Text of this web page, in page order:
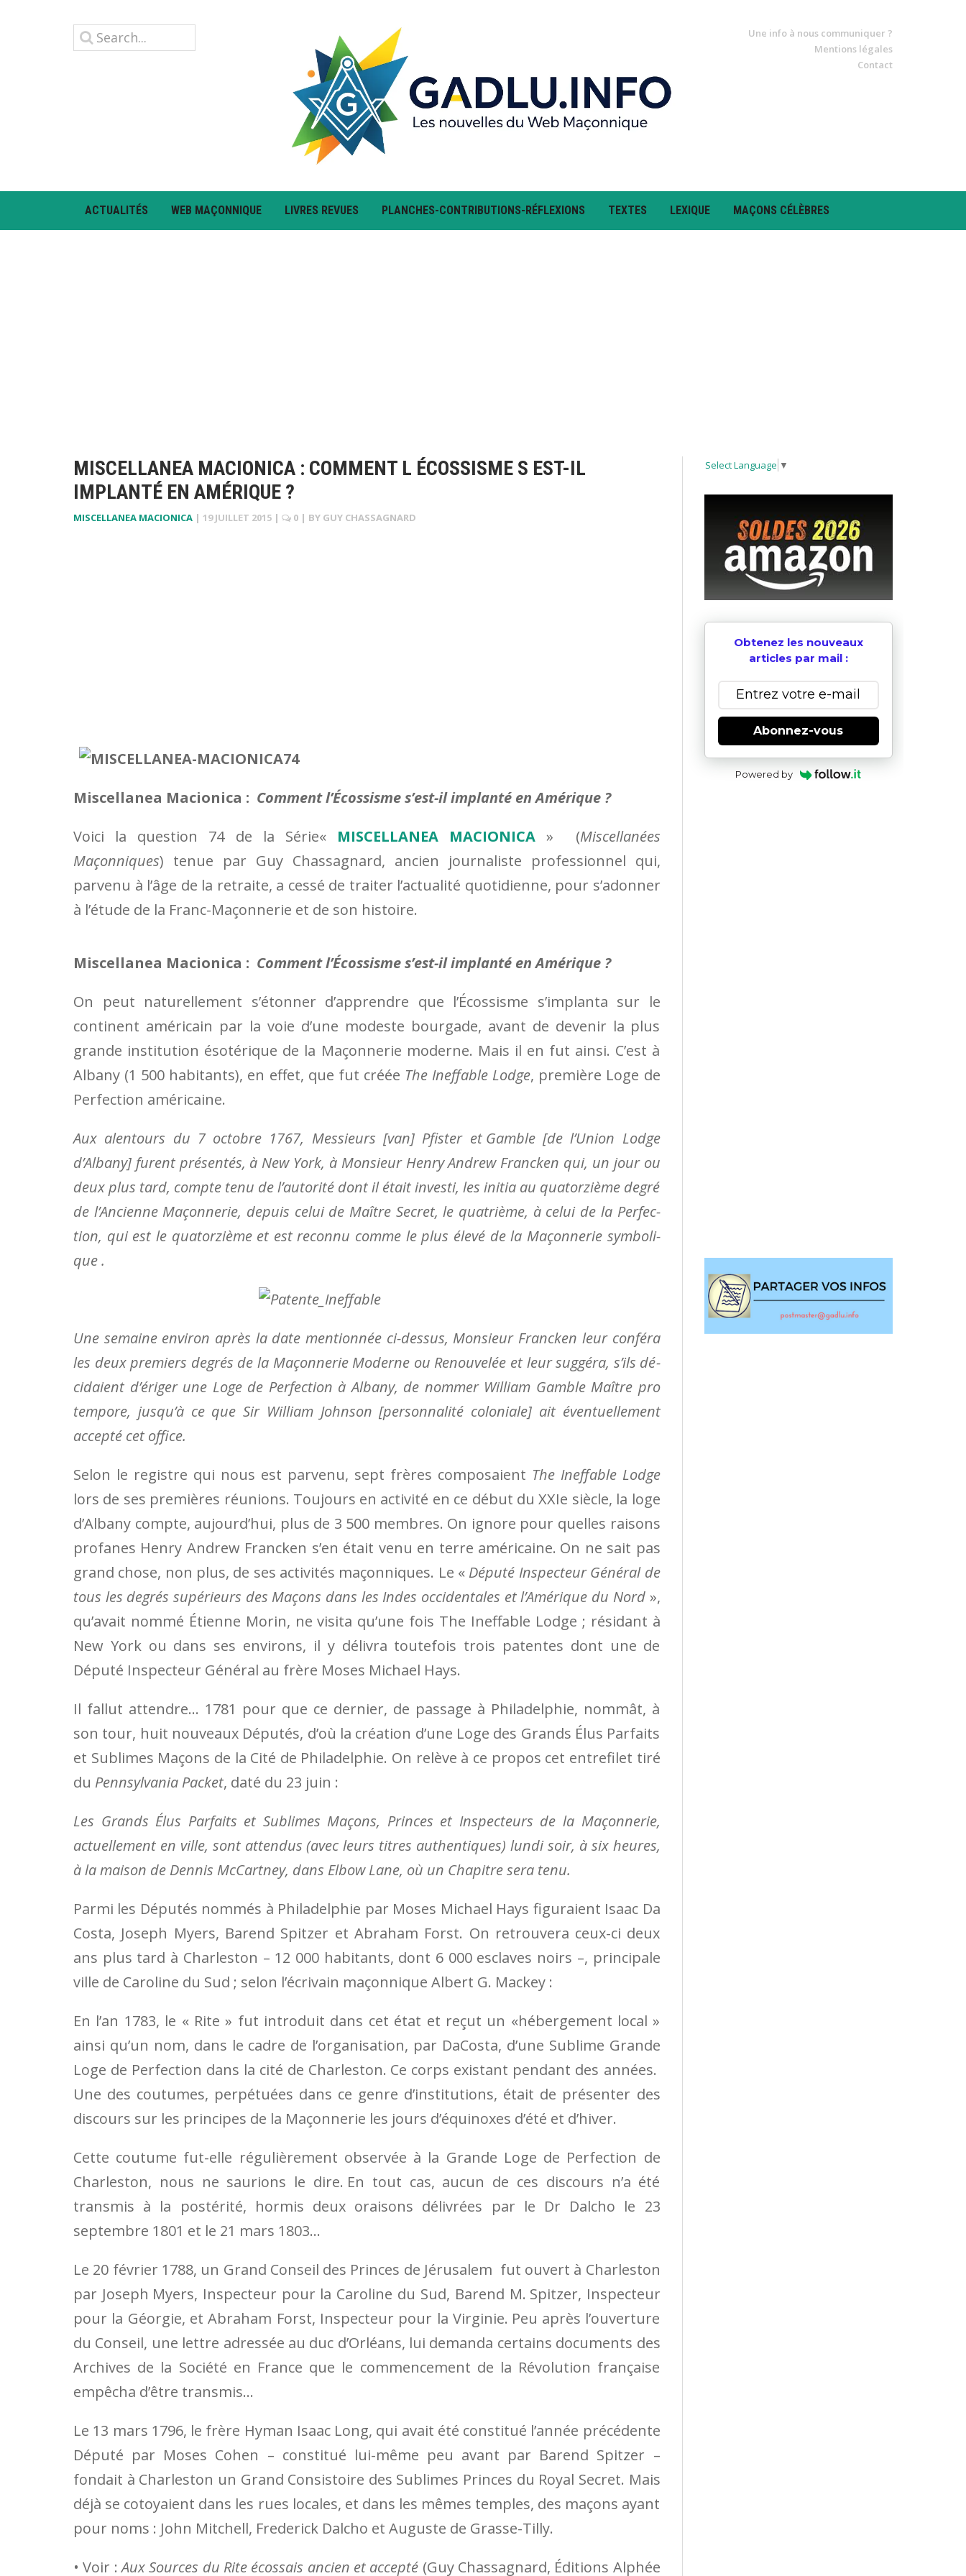
Une info à nous communiquer ?
Mentions légales
Contact
ACTUALITÉS WEB MAÇONNIQUE LIVRES REVUES PLANCHES-CONTRIBUTIONS-RÉFLEXIONS TEXTES LEXIQUE MAÇONS CÉLÈBRES
MISCELLANEA MACIONICA : COMMENT L ÉCOSSISME S EST-IL
IMPLANTÉ EN AMÉRIQUE ?
MISCELLANEA MACIONICA | 19 JUILLET 2015 | 0 | BY GUY CHASSAGNARD
Miscellanea Macionica : Comment l’Écossisme s’est-il implanté en Amérique ?
Voici la question 74 de la Série« MISCELLANEA MACIONICA » (Miscellanées
Maçonniques) tenue par Guy Chassagnard, ancien journaliste professionnel qui,
parvenu à l’âge de la retraite, a cessé de traiter l’actualité quotidienne, pour s’adonner
à l’étude de la Franc-Maçonnerie et de son histoire.
Miscellanea Macionica : Comment l’Écossisme s’est-il implanté en Amérique ?
On peut naturellement s’étonner d’apprendre que l’Écossisme s’implanta sur le
continent américain par la voie d’une modeste bourgade, avant de devenir la plus
grande institution ésotérique de la Maçonnerie moderne. Mais il en fut ainsi. C’est à
Albany (1 500 habitants), en ef­fet, que fut créée The Ineffable Lodge, première Loge de
Perfection américaine.
Aux alentours du 7 octobre 1767, Messieurs [van] Pfister et Gam­ble [de l’Union Lodge
d’Albany] fu­rent présentés, à New York, à Mon­­sieur Henry Andrew Franc­ken qui, un jour ou
deux plus tard, compte tenu de l’autorité dont il était in­vesti, les initia au quatorzième degré
de l’Ancienne Ma­çon­ne­rie, depuis ce­lui de Maî­tre Se­cret, le quatrième, à celui de la Per­fec­
tion, qui est le qua­­­torzième et est reconnu comme le plus élevé de la Ma­çon­nerie symboli­
que .
Une semaine environ après la date men­tionnée ci-dessus, Mon­­sieur Francken leur conféra
les deux premiers de­grés de la Ma­çon­­ne­rie Moderne ou Re­nouve­lée et leur suggéra, s’ils dé­
cidaient d’é­­ri­­ger une Loge de Perfection à Alba­ny, de nommer Wil­liam Gam­­­­­­ble Maître pro
tempore, jusqu’à ce que Sir William John­son [personnalité coloniale] ait éven­tuellement
accepté cet office.
Selon le registre qui nous est parvenu, sept frères composaient The Ineffable Lodge
lors de ses premiè­res réunions. Toujours en activité en ce début du XXIe siècle, la loge
d’Albany compte, aujourd’hui, plus de 3 500 membres. On ignore pour quelles raisons
profanes Henry Andrew Francken s’en était venu en terre américaine. On ne sait pas
grand chose, non plus, de ses acti­vités maçonniques. Le « Député Inspecteur Général de
tous les degrés supérieurs des Maçons dans les Indes occidentales et l’Amérique du Nord»,
qu’avait nommé Étienne Morin, ne visita qu’une fois The Ineffable Lodge ; résidant à
New York ou dans ses environs, il y délivra toutefois trois patentes dont une de
Député Inspecteur Général au frère Moses Michael Hays.
Il fallut attendre… 1781 pour que ce dernier, de passage à Philadelphie, nommât, à
son tour, huit nouveaux Députés, d’où la création d’une Loge des Grands Élus Parfaits
et Sublimes Maçons de la Cité de Philadelphie. On relève à ce propos cet entrefilet tiré
du Penn­syl­va­nia Pac­ket, daté du 23 juin :
Les Grands Élus Parfaits et Sublimes Maçons, Princes et Ins­pecteurs de la Maçonnerie,
actuellement en ville, sont attendus (avec leurs titres authentiques) lundi soir, à six heu­res,
à la maison de Dennis McCartney, dans Elbow Lane, où un Chapitre sera tenu.
Parmi les Députés nommés à Philadelphie par Mo­ses Michael Hays figuraient Isaac Da
Costa, Joseph Myers, Barend Spitzer et Abraham Forst. On retrouvera ceux-ci deux
ans plus tard à Charleston – 12 000 habitants, dont 6 000 esclaves noirs –, principale
ville de Caroline du Sud ; selon l’écrivain ma­çon­nique Albert G. Mackey :
En l’an 1783, le « Rite » fut introduit dans cet état et reçut un «hébergement local »
ainsi qu’un nom, dans le cadre de l’organi­sation, par DaCosta, d’une Sublime Grande
Loge de Perfection dans la cité de Char­leston. Ce corps existant pendant des an­nées.
Une des coutumes, perpétuées dans ce genre d’institutions, était de présenter des
discours sur les principes de la Maçon­nerie les jours d’équinoxes d’été et d’hiver.
Cette coutume fut-elle régulièrement observée à la Grande Loge de Perfection de
Charleston, nous ne saurions le dire. En tout cas, au­cun de ces discours n’a été
transmis à la postérité, hormis deux oraisons délivrées par le Dr Dalcho le 23
septembre 1801 et le 21 mars 1803…
Le 20 février 1788, un Grand Conseil des Princes de Jéru­salem fut ouvert à Charleston
par Joseph Myers, Inspecteur pour la Ca­ro­line du Sud, Barend M. Spitzer, Inspecteur
pour la Géorgie, et Abraham Forst, Inspecteur pour la Virginie. Peu après l’ouvertu­re
du Conseil, une lettre adressée au duc d’Or­léans, lui demanda cer­tains documents des
Archives de la So­ciété en France que le com­mencement de la Révolution française
empêcha d’être trans­mis…
Le 13 mars 1796, le frère Hyman Isaac Long, qui avait été constitué l’année précédente
Député par Moses Cohen – constitué lui-même peu avant par Barend Spitzer –
fondait à Charleston un Grand Consistoire des Sublimes Princes du Royal Secret. Mais
déjà se cotoyaient dans les rues locales, et dans les mêmes temples, des maçons ayant
pour noms : John Mitchell, Frederick Dalcho et Auguste de Grasse-Tilly.
• Voir :Aux Sources du Rite écossais ancien et accepté (Guy Chassagnard, Éditions Alphée
Select Language ▼
Obtenez les nouveaux
articles par mail :
Abonnez-vous
Powered by